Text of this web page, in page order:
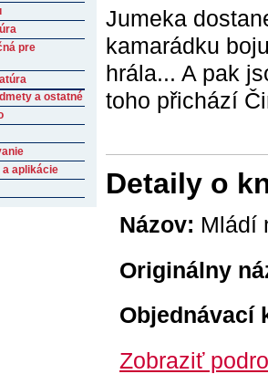
Jumeka
kamarádku
hrála... A pak
toho přichází
Detaily o
Názov: Mládí
Originálny
Objednávací
Zobraziť
pre
a ostatné
a aplikácie